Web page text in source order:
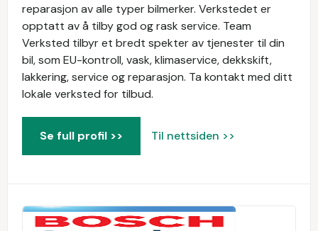
reparasjon av alle typer bilmerker. Verkstedet er
opptatt av å tilby god og rask service. Team
Verksted tilbyr et bredt spekter av tjenester til din
bil, som EU-kontroll, vask, klimaservice, dekkskift,
lakkering, service og reparasjon. Ta kontakt med ditt
lokale verksted for tilbud.
Se full profil >> Til nettsiden >>